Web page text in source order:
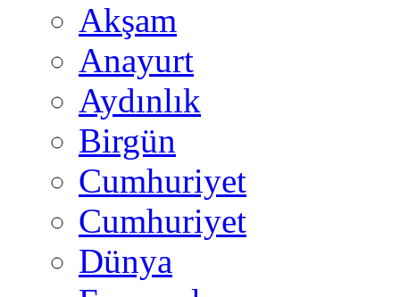
Akşam
Anayurt
Aydınlık
Birgün
Cumhuriyet
Cumhuriyet
Dünya